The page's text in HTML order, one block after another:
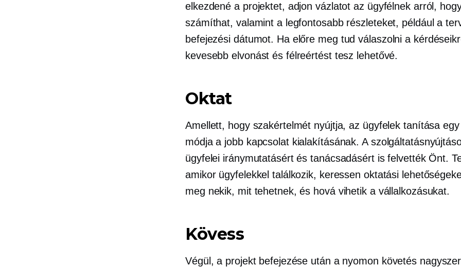
elkezdené a projektet, adjon vázlatot az ügyfélnek arról,
számíthat, valamint a legfontosabb részleteket, például a
befejezési dátumot. Ha előre meg tud válaszolni a
kevesebb elvonást és félreértést tesz lehetővé.
Oktat
Amellett, hogy szakértelmét nyújtja, az ügyfelek tanítása
módja a jobb kapcsolat kialakításának. A
ügyfelei iránymutatásért és tanácsadásért is felvették Önt.
amikor ügyfelekkel találkozik, keressen oktatási
meg nekik, mit tehetnek, és hová vihetik a vállalkozásukat.
Kövess
Végül, a projekt befejezése után a nyomon követés